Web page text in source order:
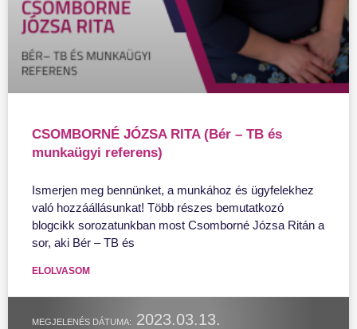
CSOMBORNÉ JÓZSA RITA (Bér – TB és
munkaügyi referens)
Ismerjen meg bennünket, a munkához és ügyfelekhez
való hozzáállásunkat! Több részes bemutatkozó
blogcikk sorozatunkban most Csomborné Józsa Ritán a
sor, aki Bér – TB és
ELOLVASOM
2023.03.13.